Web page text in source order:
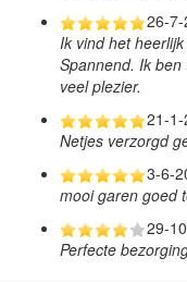
26-
Ik vind het
Spannend. Ik
veel plezier.
21-
Netjes verzorgd
3-6-
mooi garen goed
29-
Perfecte